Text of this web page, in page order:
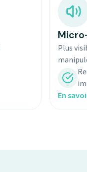
Plus
En